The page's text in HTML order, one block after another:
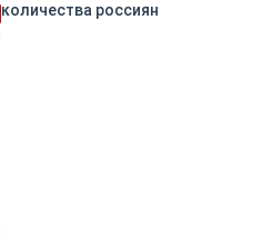
количества россиян